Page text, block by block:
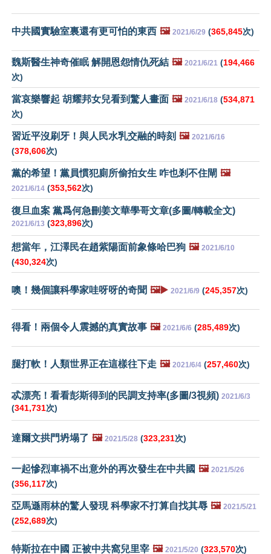
中共國實驗室裏還有更可怕的東西 🖼️ 2021/6/29 (365,845次)
魏斯醫生神奇催眠 解開恩怨情仇死結 🖼️ 2021/6/21 (194,466
次)
當哀樂響起 胡耀邦女兒看到驚人畫面 🖼️ 2021/6/18 (534,871
次)
習近平沒刷牙！與人民水乳交融的時刻 🖼️ 2021/6/16
(378,606次)
黨的希望！黨員慣犯廁所偷拍女生 咋也剎不住閘 🖼️
2021/6/14 (353,562次)
復旦血案 黨爲何急刪姜文華學哥文章(多圖/轉載全文)
2021/6/13 (323,896次)
想當年，江澤民在趙紫陽面前象條哈巴狗 🖼️ 2021/6/10
(430,324次)
噢！幾個讓科學家哇呀呀的奇聞 🖼️▶️ 2021/6/9 (245,357次)
得看！兩個令人震撼的真實故事 🖼️ 2021/6/6 (285,489次)
腿打軟！人類世界正在這樣往下走 🖼️ 2021/6/4 (257,460次)
忒漂亮！看看彭斯得到的民調支持率(多圖/3視頻) 2021/6/3
(341,731次)
達爾文拱門坍塌了 🖼️ 2021/5/28 (323,231次)
一起慘烈車禍不出意外的再次發生在中共國 🖼️ 2021/5/26
(356,117次)
亞馬遜雨林的驚人發現 科學家不打算自找其辱 🖼️ 2021/5/21
(252,689次)
特斯拉在中國 正被中共窩兒里宰 🖼️ 2021/5/20 (323,570次)